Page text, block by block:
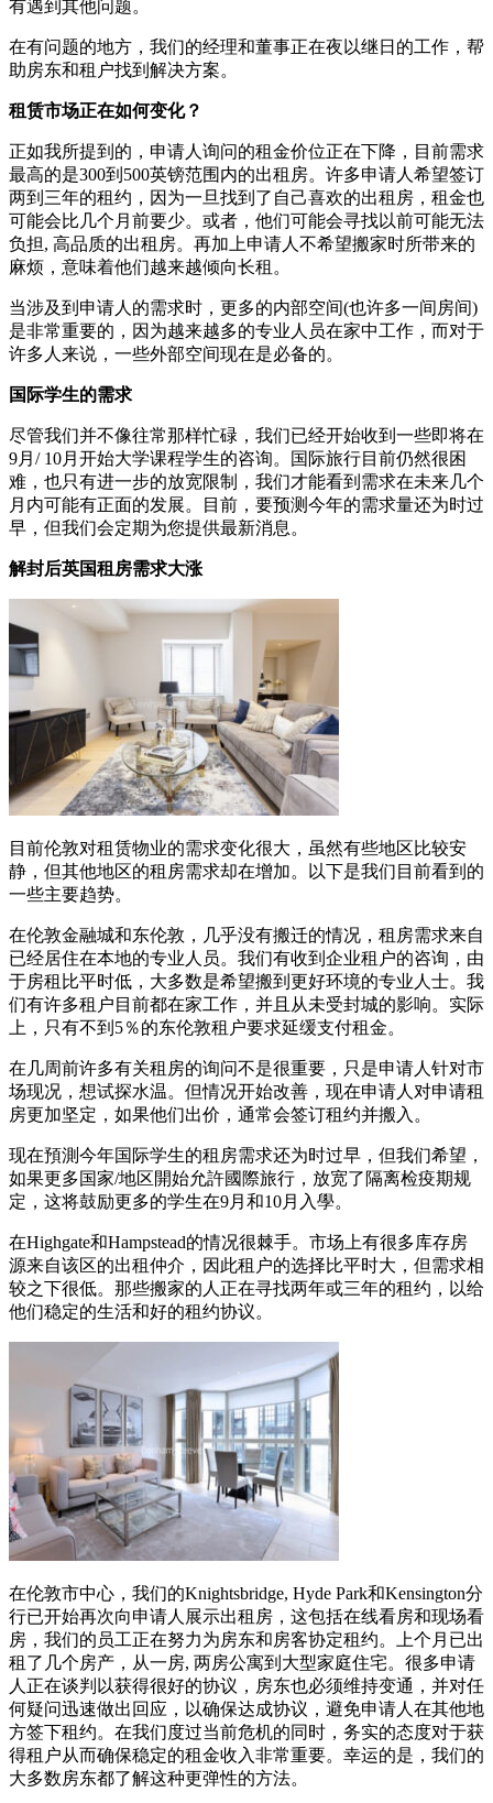
有遇到其他问题。
在有问题的地方，我们的经理和董事正在夜以继日的工作，帮
助房东和租户找到解决方案。
租赁市场正在如何变化？
正如我所提到的，申请人询问的租金价位正在下降，目前需求
最高的是300到500英镑范围内的出租房。许多申请人希望签订
两到三年的租约，因为一旦找到了自己喜欢的出租房，租金也
可能会比几个月前要少。或者，他们可能会寻找以前可能无法
负担, 高品质的出租房。再加上申请人不希望搬家时所带来的
麻烦，意味着他们越来越倾向长租。
当涉及到申请人的需求时，更多的内部空间(也许多一间房间)
是非常重要的，因为越来越多的专业人员在家中工作，而对于
许多人来说，一些外部空间现在是必备的。
国际学生的需求
尽管我们并不像往常那样忙碌，我们已经开始收到一些即将在
9月/ 10月开始大学课程学生的咨询。国际旅行目前仍然很困
难，也只有进一步的放宽限制，我们才能看到需求在未来几个
月内可能有正面的发展。目前，要预测今年的需求量还为时过
早，但我们会定期为您提供最新消息。
解封后英国租房需求大涨
目前伦敦对租赁物业的需求变化很大，虽然有些地区比较安
静，但其他地区的租房需求却在增加。以下是我们目前看到的
一些主要趋势。
在伦敦金融城和东伦敦，几乎没有搬迁的情况，租房需求来自
已经居住在本地的专业人员。我们有收到企业租户的咨询，由
于房租比平时低，大多数是希望搬到更好环境的专业人士。我
们有许多租户目前都在家工作，并且从未受封城的影响。实际
上，只有不到5％的东伦敦租户要求延缓支付租金。
在几周前许多有关租房的询问不是很重要，只是申请人针对市
场现况，想试探水温。但情况开始改善，现在申请人对申请租
房更加坚定，如果他们出价，通常会签订租约并搬入。
现在預測今年国际学生的租房需求还为时过早，但我们希望，
如果更多国家/地区開始允許國際旅行，放宽了隔离检疫期规
定，这将鼓励更多的学生在9月和10月入學。
在Highgate和Hampstead的情况很棘手。市场上有很多库存房
源来自该区的出租仲介，因此租户的选择比平时大，但需求相
较之下很低。那些搬家的人正在寻找两年或三年的租约，以给
他们稳定的生活和好的租约协议。
在伦敦市中心，我们的Knightsbridge, Hyde Park和Kensington分
行已开始再次向申请人展示出租房，这包括在线看房和现场看
房，我们的员工正在努力为房东和房客协定租约。上个月已出
租了几个房产，从一房, 两房公寓到大型家庭住宅。很多申请
人正在谈判以获得很好的协议，房东也必须维持变通，并对任
何疑问迅速做出回应，以确保达成协议，避免申请人在其他地
方签下租约。在我们度过当前危机的同时，务实的态度对于获
得租户从而确保稳定的租金收入非常重要。幸运的是，我们的
大多数房东都了解这种更弹性的方法。